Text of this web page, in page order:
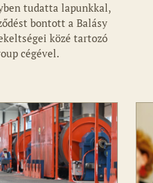
tudatta lapunkkal,
bontott a Balásy
közé tartozó
cégével.